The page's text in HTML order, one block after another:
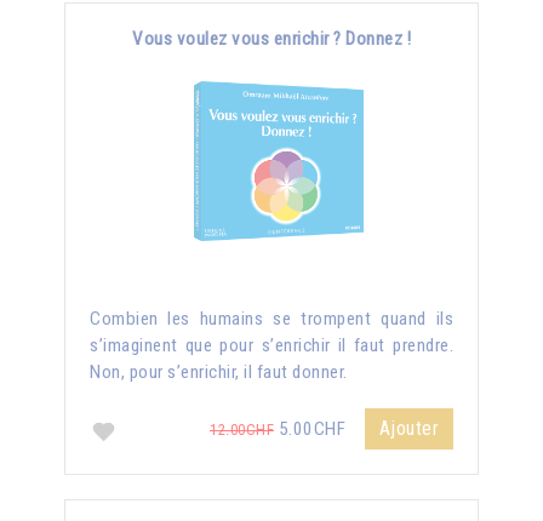
Vous voulez vous enrichir ? Donnez !
Combien les humains se trompent quand ils
s’imaginent que pour s’enrichir il faut prendre.
Non, pour s’enrichir, il faut donner.
12.00CHF 5.00CHF Ajouter